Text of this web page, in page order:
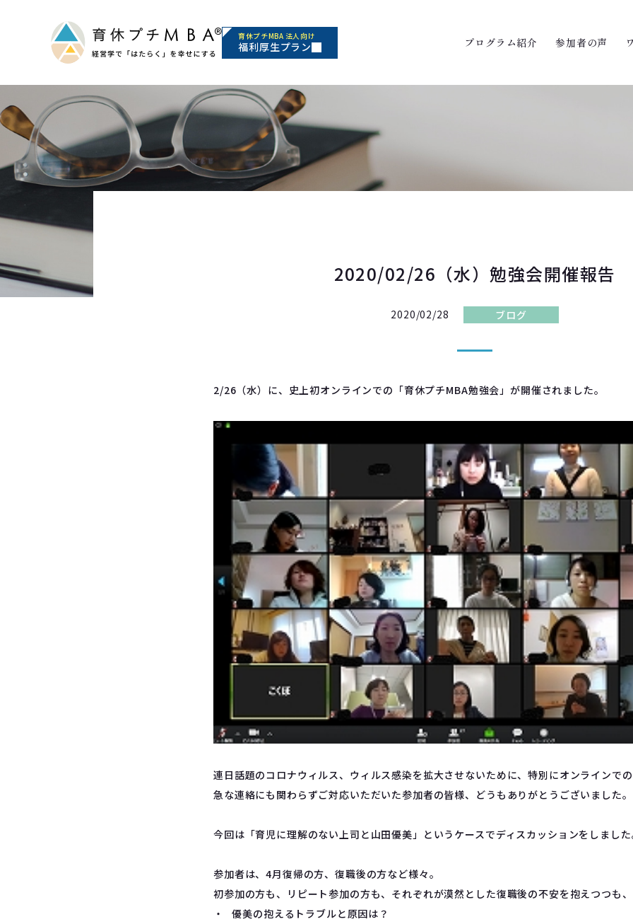
育休プチMBA 法人向け
福利厚生プラン プログラム紹介 参加者の声
2020/02/26（水）勉強会開催報告
2020/02/28 ブログ
2/26（水）に、史上初オンラインでの「育休プチMBA勉強会」が開催されました。
連日話題のコロナウィルス、ウィルス感染を拡大させないために、特別にオンラインで
急な連絡にも関わらずご対応いただいた参加者の皆様、どうもありがとうございました。
今回は「育児に理解のない上司と山田優美」というケースでディスカッションをしまし
参加者は、4月復帰の方、復職後の方など様々。
初参加の方も、リピート参加の方も、それぞれが漠然とした復職後の不安を抱えつつも、
・ 優美の抱えるトラブルと原因は？